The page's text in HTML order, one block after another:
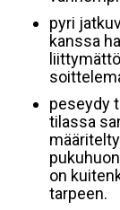
pyri
kanssa
peseydy
tilassa
on
tarpeen.